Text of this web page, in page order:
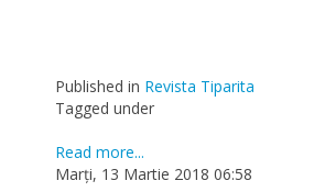
Published in Revista Tiparita
Tagged under
Read more...
Marți, 13 Martie 2018 06:58